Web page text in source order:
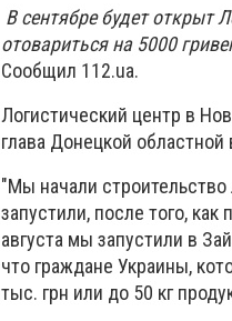
В сентябре будет открыт
отовариться на 5000
Сообщил 112.ua.
Логистический центр в
глава Донецкой
"Мы начали
запустили, после того,
августа мы запустили в
что граждане Украины,
тыс. грн или до 50 кг